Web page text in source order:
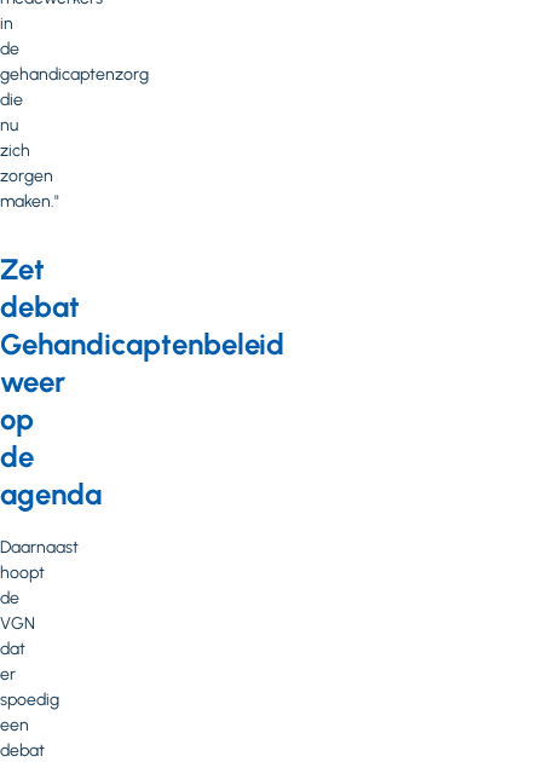
in
de
gehandicaptenzorg
die
nu
zich
zorgen
maken."
Zet
debat
Gehandicaptenbeleid
weer
op
de
agenda
Daarnaast
hoopt
de
VGN
dat
er
spoedig
een
debat